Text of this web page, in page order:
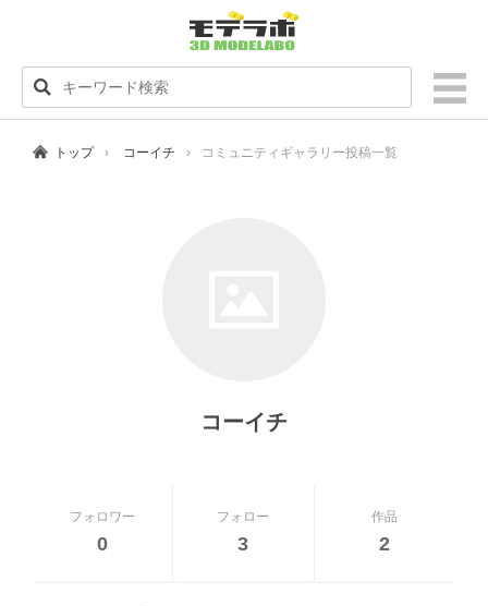
トップ コーイチ コミュニティギャラリー投稿一覧
コーイチ
フォロワー
0
フォロー
3
作品
2